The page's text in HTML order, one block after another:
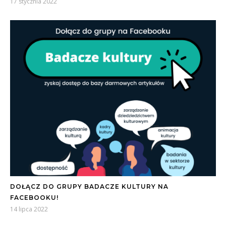
DOŁĄCZ DO GRUPY BADACZE KULTURY NA
FACEBOOKU!
14 lipca 2022